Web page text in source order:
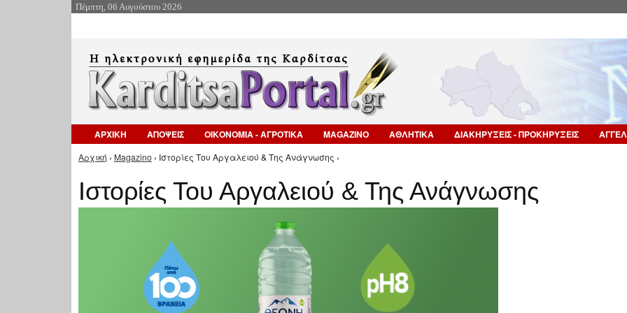
Πέμπτη, 06 Αυγούστου 2026
ΑΡΧΙΚΗ ΑΠΟΨΕΙΣ ΟΙΚΟΝΟΜΙΑ - ΑΓΡΟΤΙΚΑ MAGAZINO ΑΘΛΗΤΙΚΑ ΔΙΑΚΗΡΥΞΕΙΣ - ΠΡΟΚΗΡΥΞΕΙΣ
Είστε εδώ
Αρχική › Magazino › Ιστορίες Του Αργαλειού & Της Ανάγνωσης ›
Ιστορίες Του Αργαλειού & Της Ανάγνωσης